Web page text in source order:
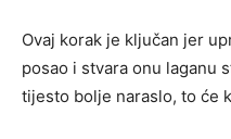
Ovaj korak je ključan jer
posao i stvara onu laganu
tijesto bolje naraslo, to će